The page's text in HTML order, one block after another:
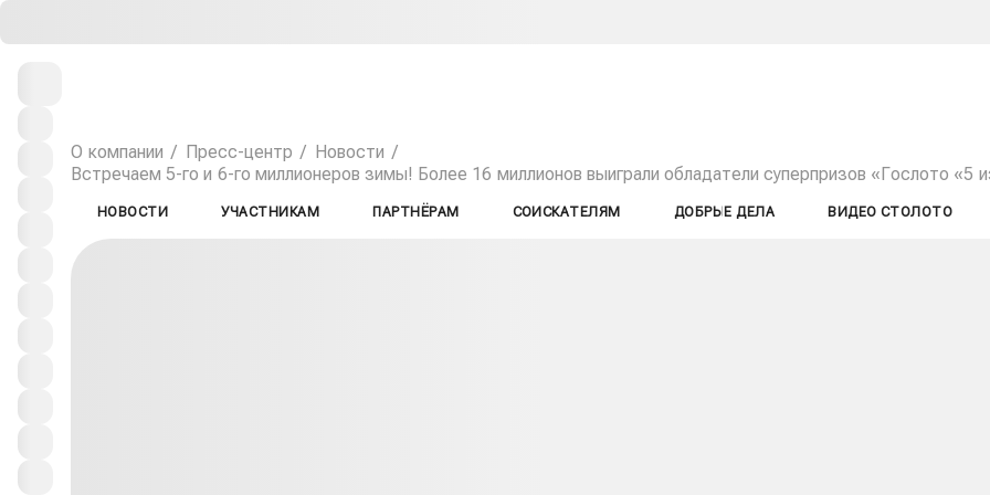
О компании Пресс-центр
Новости
Встречаем 5-го и 6-го миллионеров зимы! Более 16 миллионов выиграли обладатели суперпризов «Гослото «5
НОВОСТИ УЧАСТНИКАМ ПАРТНЁРАМ СОИСКАТЕЛЯМ ДОБРЫЕ ДЕЛА ВИДЕО СТОЛОТО